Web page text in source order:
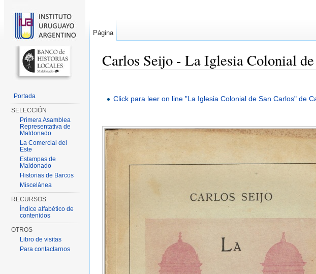
Carlos Seijo - La Iglesia Colonial
Click para leer on line "La Iglesia Colonial de San Carlos" de
Página
Portada
SELECCIÓN
Primera Asamblea
Representativa de
Maldonado
La Comercial del
Este
Estampas de
Maldonado
Historias de Barcos
Miscelánea
RECURSOS
Índice alfabético de
contenidos
OTROS
Libro de visitas
Para contactarnos